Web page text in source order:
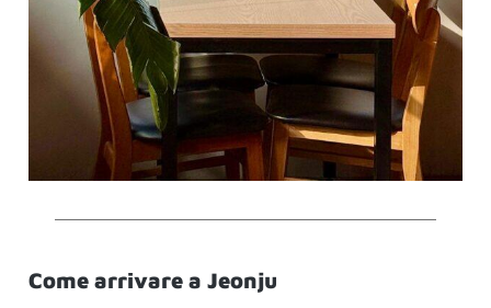
Come arrivare a Jeonju